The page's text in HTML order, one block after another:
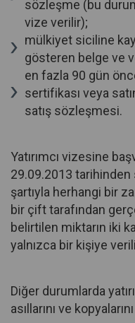
sözleşme (bu
vize verilir);
mülkiyet siciline
gösteren belge ve
en fazla 90 gün
sertifikası veya
satış sözleşmesi.
Yatırımcı vizesine
29.09.2013 tarihinden
şartıyla herhangi bir
bir çift tarafından
belirtilen miktarın iki
yalnızca bir kişiye
Diğer durumlarda
asıllarını ve